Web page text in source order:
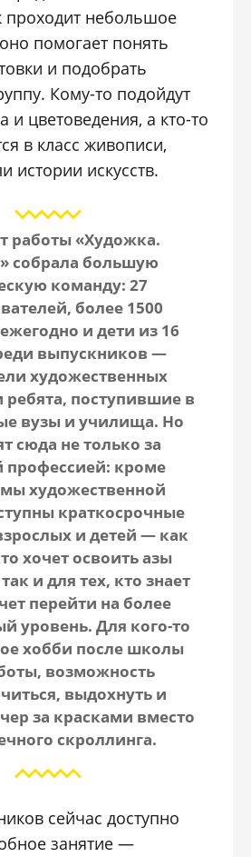
проходит небольшое
помогает понять
и подобрать
Кому-то подойдут
и цветоведения, а кто-то
в класс живописи,
истории искусств.
работы «Художка.
собрала большую
команду: 27
более 1500
и дети из 16
выпускников —
художественных
ребята, поступившие в
вузы и училища. Но
сюда не только за
профессией: кроме
художественной
краткосрочные
и детей — как
хочет освоить азы
и для тех, кто знает
перейти на более
уровень. Для кого-то
хобби после школы
возможность
выдохнуть и
за красками вместо
скроллинга.
сейчас доступно
занятие —